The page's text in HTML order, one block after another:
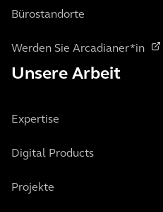
Bürostandorte
Werden Sie Arcadianer*in
Unsere Arbeit
Expertise
Digital Products
Projekte